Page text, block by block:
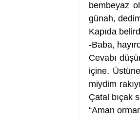
bembeyaz
günah,
Kapıda
-Baba,
Cevabı
içine.
miydim
Çatal bıçak
“Aman